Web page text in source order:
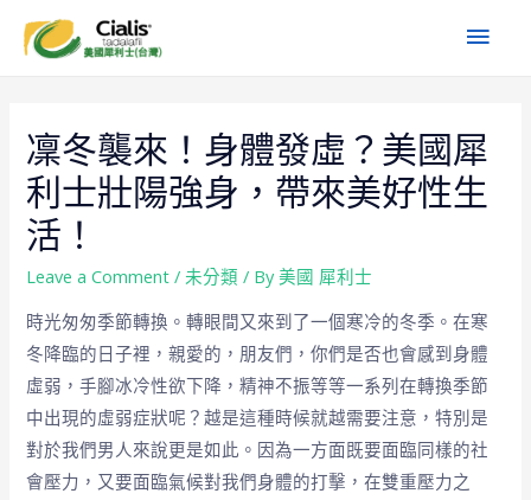
凜冬襲來！身體發虛？美國犀
利士壯陽強身，帶來美好性生
活！
Leave a Comment / 未分類 / By美國 犀利士
時光匆匆季節轉換。轉眼間又來到了一個寒冷的冬季。在寒
冬降臨的日子裡，親愛的，朋友們，你們是否也會感到身體
虛弱，手腳冰冷性欲下降，精神不振等等一系列在轉換季節
中出現的虛弱症狀呢？越是這種時候就越需要注意，特別是
對於我們男人來說更是如此。因為一方面既要面臨同樣的社
會壓力，又要面臨氣候對我們身體的打擊，在雙重壓力之